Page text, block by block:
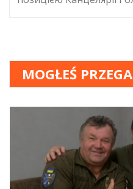
MOGŁEŚ